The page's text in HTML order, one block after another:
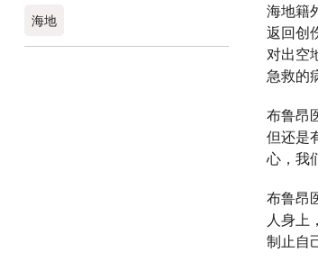
海地
海地籍
返回创
对出空
急救的
布鲁昂
但还是
心，我
布鲁昂
人身上
制止自